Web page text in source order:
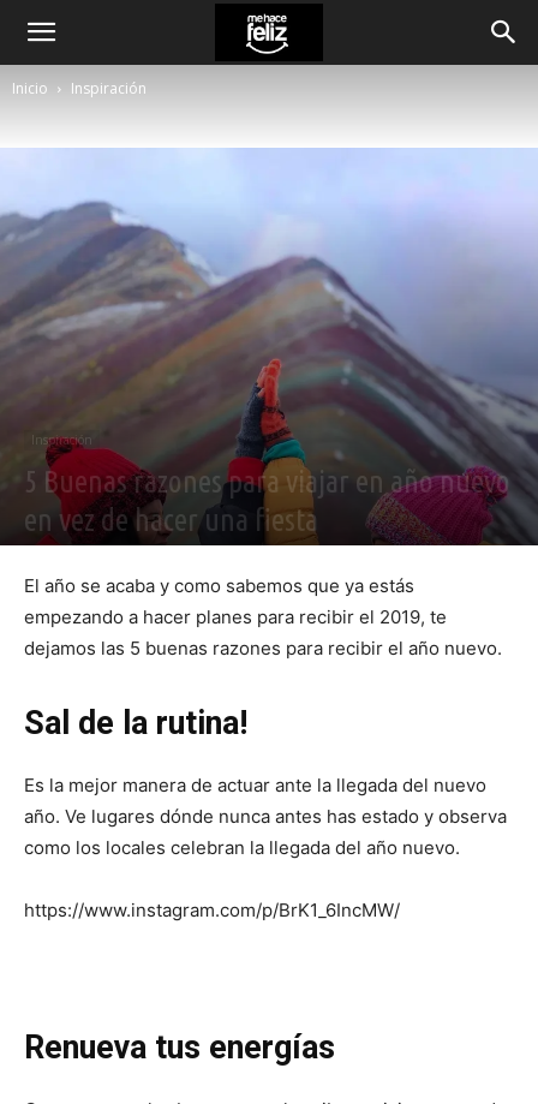
Inicio Inspiración
Inspiración
5 Buenas razones para viajar en año nuevo
en vez de hacer una fiesta
El año se acaba y como sabemos que ya estás
empezando a hacer planes para recibir el 2019, te
dejamos las 5 buenas razones para recibir el año nuevo.
Sal de la rutina!
Es la mejor manera de actuar ante la llegada del nuevo
año. Ve lugares dónde nunca antes has estado y observa
como los locales celebran la llegada del año nuevo.
https://www.instagram.com/p/BrK1_6IncMW/
Renueva tus energías